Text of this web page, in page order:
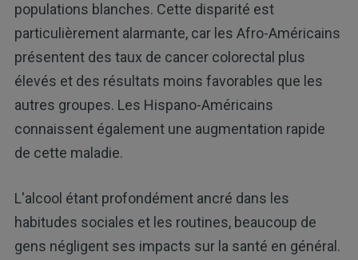
populations blanches. Cette disparité est
particulièrement alarmante, car les Afro-Américains
présentent des taux de cancer colorectal plus
élevés et des résultats moins favorables que les
autres groupes. Les Hispano-Américains
connaissent également une augmentation rapide
de cette maladie.
L'alcool étant profondément ancré dans les
habitudes sociales et les routines, beaucoup de
gens négligent ses impacts sur la santé en général.